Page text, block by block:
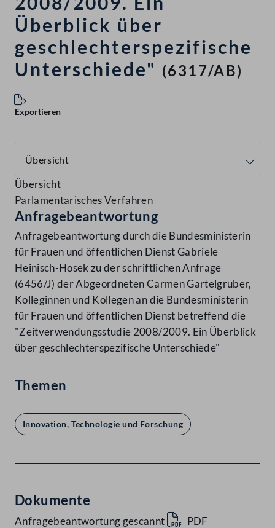
Überblick über
geschlechterspezifische
Unterschiede" (6317/AB)
Exportieren
Übersicht
Parlamentarisches Verfahren
Anfragebeantwortung
Anfragebeantwortung durch die Bundesministerin
für Frauen und öffentlichen Dienst Gabriele
Heinisch-Hosek zu der schriftlichen Anfrage
(6456/J) der Abgeordneten Carmen Gartelgruber,
Kolleginnen und Kollegen an die Bundesministerin
für Frauen und öffentlichen Dienst betreffend die
"Zeitverwendungsstudie 2008/2009. Ein Überblick
über geschlechterspezifische Unterschiede"
Themen
Innovation, Technologie und Forschung
Dokumente
Anfragebeantwortung gescannt
PDF